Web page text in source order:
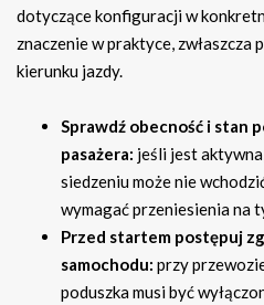
dotyczące konfiguracji w
znaczenie w praktyce, zwłaszcza
kierunku jazdy.
Sprawdź obecność i stan
pasażera: jeśli jest
siedzeniu może nie
wymagać przeniesienia na
Przed startem postępuj
samochodu: przy
poduszka musi być